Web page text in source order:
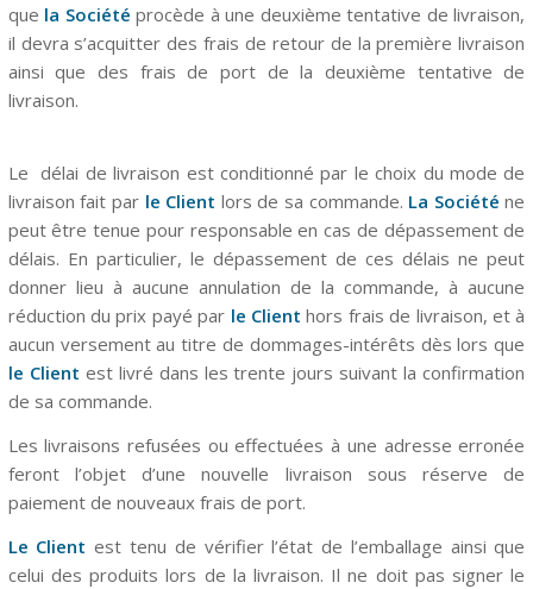
que la Sociétéprocède à une deuxième tentative de livraison,
il devra s’acquitter des frais de retour de la première livraison
ainsi que des frais de port de la deuxième tentative de
livraison.
Le délai de livraison est conditionné par le choix du mode de
livraison fait par le Client lors de sa commande. La Société ne
peut être tenue pour responsable en cas de dépassement de
délais. En particulier, le dépassement de ces délais ne peut
donner lieu à aucune annulation de la commande, à aucune
réduction du prix payé par le Client hors frais de livraison, et à
aucun versement au titre de dommages-intérêts dès lors que
le Client est livré dans les trente jours suivant la confirmation
de sa commande.
Les livraisons refusées ou effectuées à une adresse erronée
feront l’objet d’une nouvelle livraison sous réserve de
paiement de nouveaux frais de port.
Le Client est tenu de vérifier l’état de l’emballage ainsi que
celui des produits lors de la livraison. Il ne doit pas signer le